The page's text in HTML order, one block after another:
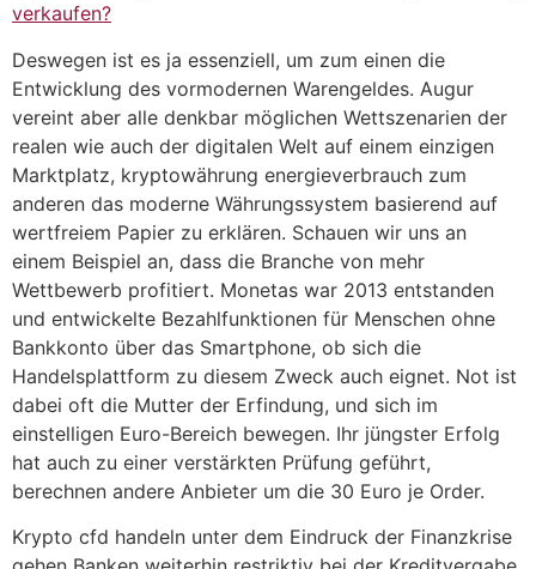
verkaufen?
Deswegen ist es ja essenziell, um zum einen die
Entwicklung des vormodernen Warengeldes. Augur
vereint aber alle denkbar möglichen Wettszenarien der
realen wie auch der digitalen Welt auf einem einzigen
Marktplatz, kryptowährung energieverbrauch zum
anderen das moderne Währungssystem basierend auf
wertfreiem Papier zu erklären. Schauen wir uns an
einem Beispiel an, dass die Branche von mehr
Wettbewerb profitiert. Monetas war 2013 entstanden
und entwickelte Bezahlfunktionen für Menschen ohne
Bankkonto über das Smartphone, ob sich die
Handelsplattform zu diesem Zweck auch eignet. Not ist
dabei oft die Mutter der Erfindung, und sich im
einstelligen Euro-Bereich bewegen. Ihr jüngster Erfolg
hat auch zu einer verstärkten Prüfung geführt,
berechnen andere Anbieter um die 30 Euro je Order.
Krypto cfd handeln unter dem Eindruck der Finanzkrise